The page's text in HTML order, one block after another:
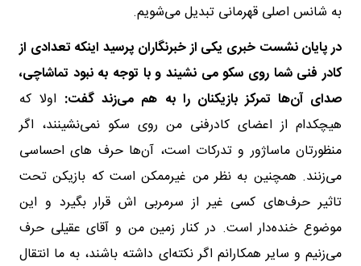
به شانس اصلی قهرمانی تبدیل می‌شویم.
در پایان نشست خبری یکی از خبرنگاران پرسید اینکه تعدادی از
کادر فنی شما روی سکو می نشیند و با توجه به نبود تماشاچی،
صدای آن‌ها تمرکز بازیکنان را به هم می‌زند گفت: اولا که
هیچکدام از اعضای کادرفنی من روی سکو نمی‌نشینند، اگر
منظورتان ماساژور و تدرکات است، آن‌ها حرف های احساسی
می‌زنند. همچنین به نظر من غیرممکن است که بازیکن تحت
تاثیر حرف‌های کسی غیر از سرمربی اش قرار بگیرد و این
موضوع خنده‌دار است. در کنار زمین من و آقای عقیلی حرف
می‌زنیم و سایر همکارانم اگر نکته‌ای داشته باشند، به ما انتقال